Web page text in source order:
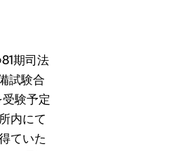
期司法
試験合
験予定
内にて
ていた